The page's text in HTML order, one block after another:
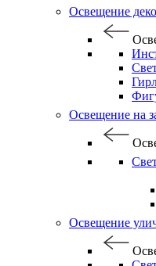
Освещение
Освещение на
Освещение